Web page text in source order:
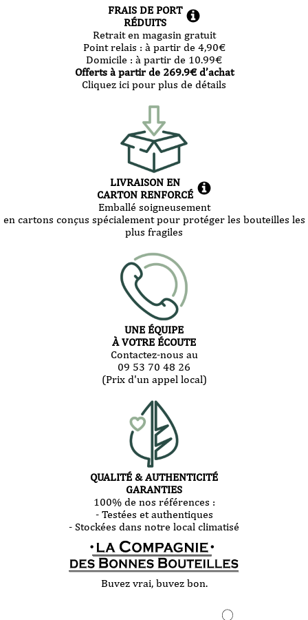
FRAIS DE PORT
RÉDUITS
Retrait en magasin gratuit
Point relais : à partir de 4,90€
Domicile : à partir de 10.99€
Offerts à partir de 269.9€ d’achat
Cliquez ici pour plus de détails
LIVRAISON EN
CARTON RENFORCÉ
Emballé soigneusement
en cartons conçus spécialement pour protéger les bouteilles les
plus fragiles
UNE ÉQUIPE
À VOTRE ÉCOUTE
Contactez-nous au
09 53 70 48 26
(Prix d'un appel local)
QUALITÉ & AUTHENTICITÉ
GARANTIES
100% de nos références :
- Testées et authentiques
- Stockées dans notre local climatisé
Buvez vrai, buvez bon.